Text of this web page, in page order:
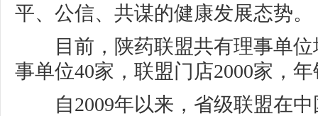
平、公信、共谋的健康发展态势。
目前，陕药联盟共有理事单位
事单位40家，联盟门店2000家，
自2009年以来，省级联盟在中